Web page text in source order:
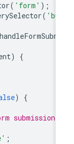
('form'
querySelector(
,
event
false
submission.